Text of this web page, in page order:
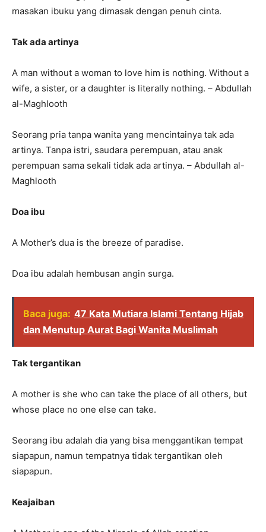
masakan ibuku yang dimasak dengan penuh cinta.
Tak ada artinya
A man without a woman to love him is nothing. Without a
wife, a sister, or a daughter is literally nothing. – Abdullah
al-Maghlooth
Seorang pria tanpa wanita yang mencintainya tak ada
artinya. Tanpa istri, saudara perempuan, atau anak
perempuan sama sekali tidak ada artinya. – Abdullah al-
Maghlooth
Doa ibu
A Mother’s dua is the breeze of paradise.
Doa ibu adalah hembusan angin surga.
Baca juga: 47 Kata Mutiara Islami Tentang Hijab
dan Menutup Aurat Bagi Wanita Muslimah
Tak tergantikan
A mother is she who can take the place of all others, but
whose place no one else can take.
Seorang ibu adalah dia yang bisa menggantikan tempat
siapapun, namun tempatnya tidak tergantikan oleh
siapapun.
Keajaiban